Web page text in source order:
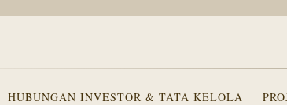
HUBUNGAN INVESTOR & TATA KELOLA